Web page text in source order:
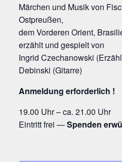
Mär­chen und Musik von
Ostpreußen,
dem Vor­de­ren Ori­ent,
erzählt und gespielt von
Ingrid Czecha­now­ski
Debin­ski (Gitar­re)
Anmel­dung erforderlich !
19.00 Uhr – ca. 21.00 Uhr
Ein­tritt frei —Spen­den